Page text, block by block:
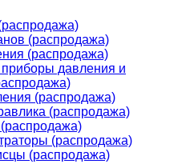
(распродажа)
(распродажа)
давления и
(распродажа)
(распродажа)
(распродажа)
(распродажа)